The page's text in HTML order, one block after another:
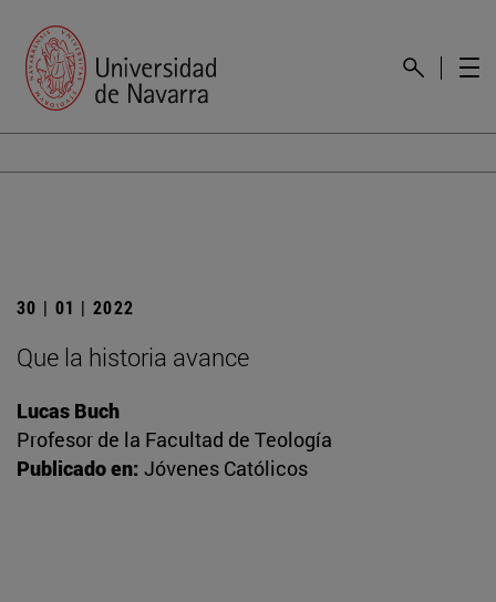
30 | 01 | 2022
Que la historia avance
Lucas Buch
Profesor de la Facultad de Teología
Publicado en: Jóvenes Católicos